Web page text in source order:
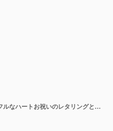
空気中を飛び回る多くのカラフルなハートお祝いのレタリングとバレンタインデーのグリーティングカード休日の贈り物のロマンチックなディナーパーティーの結婚式のデートのためのベクトルイラスト